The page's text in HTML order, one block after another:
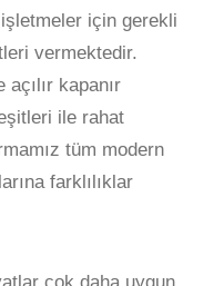
için gerekli
vermektedir.
kapanır
ile rahat
tüm modern
farklılıklar